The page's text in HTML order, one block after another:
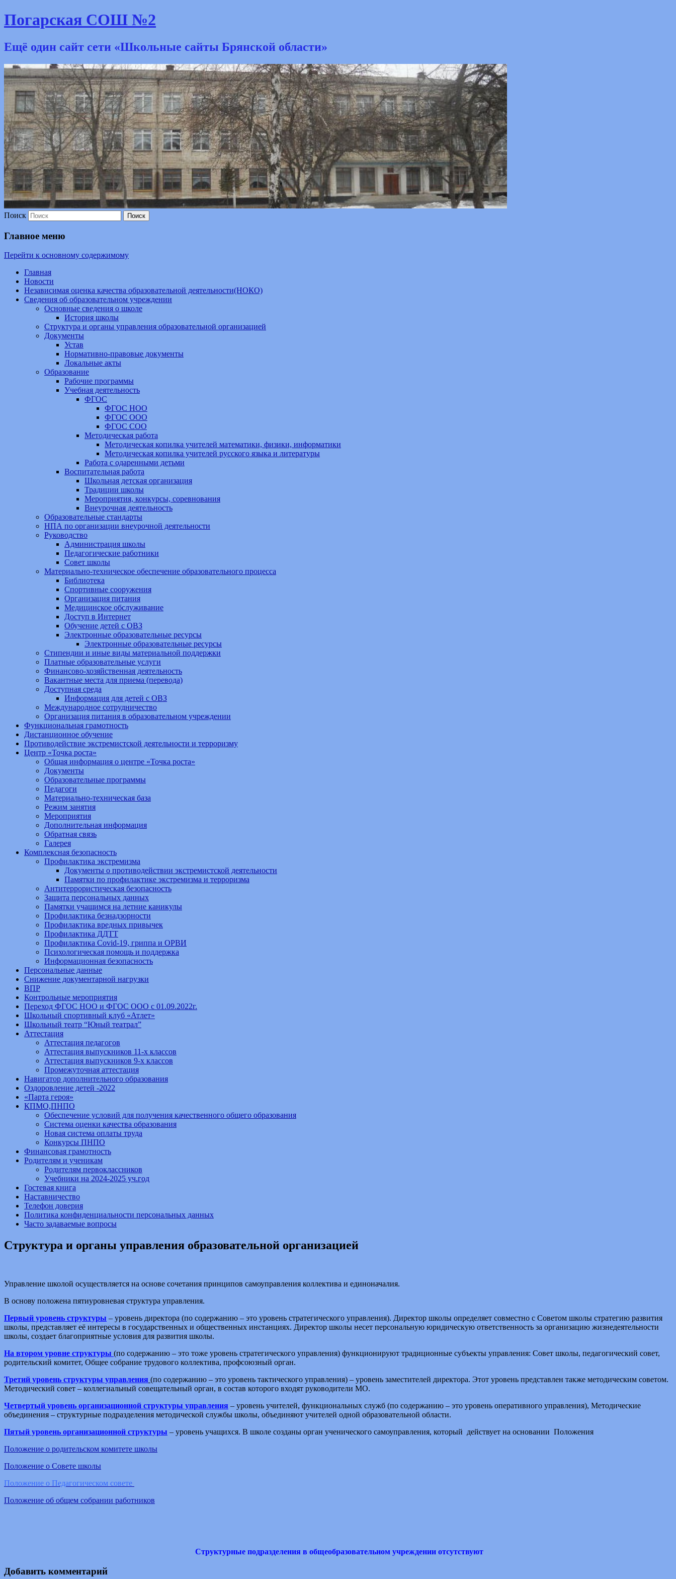
Погарская СОШ №2
Ещё один сайт сети «Школьные сайты Брянской области»
Поиск
Главное меню
Перейти к основному содержимому
Главная
Новости
Независимая оценка качества образовательной деятельности(НОКО)
Сведения об образовательном учреждении
Основные сведения о школе
История школы
Структура и органы управления образовательной организацией
Документы
Устав
Нормативно-правовые документы
Локальные акты
Образование
Рабочие программы
Учебная деятельность
ФГОС
ФГОС НОО
ФГОС ООО
ФГОС СОО
Методическая работа
Методическая копилка учителей математики, физики, информатики
Методическая копилка учителей русского языка и литературы
Работа с одаренными детьми
Воспитательная работа
Школьная детская организация
Традиции школы
Мероприятия, конкурсы, соревнования
Внеурочная деятельность
Образовательные стандарты
НПА по организации внеурочной деятельности
Руководство
Администрация школы
Педагогические работники
Совет школы
Материально-техническое обеспечение образовательного процесса
Библиотека
Спортивные сооружения
Организация питания
Медицинское обслуживание
Доступ в Интернет
Обучение детей с ОВЗ
Электронные образовательные ресурсы
Электронные образовательные ресурсы
Стипендии и иные виды материальной поддержки
Платные образовательные услуги
Финансово-хозяйственная деятельность
Вакантные места для приема (перевода)
Доступная среда
Информация для детей с ОВЗ
Международное сотрудничество
Организация питания в образовательном учреждении
Функциональная грамотность
Дистанционное обучение
Противодействие экстремистской деятельности и терроризму
Центр «Точка роста»
Общая информация о центре «Точка роста»
Документы
Образовательные программы
Педагоги
Материально-техническая база
Режим занятия
Мероприятия
Дополнительная информация
Обратная связь
Галерея
Комплексная безопасность
Профилактика экстремизма
Документы о противодействии экстремистской деятельности
Памятки по профилактике экстремизма и терроризма
Антитеррористическая безопасность
Защита персональных данных
Памятки учащимся на летние каникулы
Профилактика безнадзорности
Профилактика вредных привычек
Профилактика ДДТТ
Профилактика Covid-19, гриппа и ОРВИ
Психологическая помощь и поддержка
Информационная безопасность
Персональные данные
Снижение документарной нагрузки
ВПР
Контрольные мероприятия
Переход ФГОС НОО и ФГОС ООО с 01.09.2022г.
Школьный спортивный клуб «Атлет»
Школьный театр “Юный театрал”
Аттестация
Аттестация педагогов
Аттестация выпускников 11-х классов
Аттестация выпускников 9-х классов
Промежуточная аттестация
Навигатор дополнительного образования
Оздоровление детей -2022
«Парта героя»
КПМО,ПНПО
Обеспечение условий для получения качественного общего образования
Система оценки качества образования
Новая система оплаты труда
Конкурсы ПНПО
Финансовая грамотность
Родителям и ученикам
Родителям первоклассников
Учебники на 2024-2025 уч.год
Гостевая книга
Наставничество
Телефон доверия
Политика конфиденциальности персональных данных
Часто задаваемые вопросы
Структура и органы управления образовательной организацией
Управление школой осуществляется на основе сочетания принципов самоуправления коллектива и единоначалия.
В основу положена пятиуровневая структура управления.
Первый уровень структуры – уровень директора (по содержанию – это уровень стратегического управления). Директор школы определяет совместно с Советом школы стратегию развития
школы, представляет её интересы в государственных и общественных инстанциях. Директор школы несет персональную юридическую ответственность за организацию жизнедеятельности
школы, создает благоприятные условия для развития школы.
На втором уровне структуры (по содержанию – это тоже уровень стратегического управления) функционируют традиционные субъекты управления: Совет школы, педагогический совет,
родительский комитет, Общее собрание трудового коллектива, профсоюзный орган.
Третий уровень структуры управления (по содержанию – это уровень тактического управления) – уровень заместителей директора. Этот уровень представлен также методическим советом.
Методический совет – коллегиальный совещательный орган, в состав которого входят руководители МО.
Четвертый уровень организационной структуры управления – уровень учителей, функциональных служб (по содержанию – это уровень оперативного управления), Методические
объединения – структурные подразделения методической службы школы, объединяют учителей одной образовательной области.
Пятый уровень организационной структуры – уровень учащихся. В школе созданы орган ученического самоуправления, который действует на основании Положения
Положение о родительском комитете школы
Положение о Совете школы
Положение о Педагогическом совете
Положение об общем собрании работников
Структурные подразделения в общеобразовательном учреждении отсутствуют
Добавить комментарий